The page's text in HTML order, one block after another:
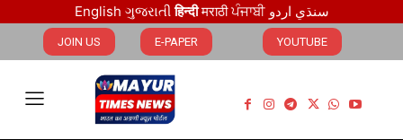
English ગુજરાતી हिन्दी मराठी ਪੰਜਾਬੀ سنڌي اردو
JOIN US E-PAPER YOUTUBE